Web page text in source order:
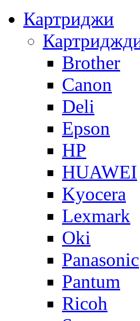
Картриджи
Brother
Canon
Deli
Epson
HP
HUAWEI
Kyocera
Lexmark
Oki
Panasonic
Pantum
Ricoh